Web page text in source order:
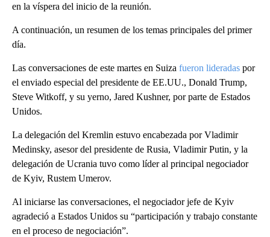
en la víspera del inicio de la reunión.
A continuación, un resumen de los temas principales del primer
día.
Las conversaciones de este martes en Suiza fueron lideradas por
el enviado especial del presidente de EE.UU., Donald Trump,
Steve Witkoff, y su yerno, Jared Kushner, por parte de Estados
Unidos.
La delegación del Kremlin estuvo encabezada por Vladimir
Medinsky, asesor del presidente de Rusia, Vladimir Putin, y la
delegación de Ucrania tuvo como líder al principal negociador
de Kyiv, Rustem Umerov.
Al iniciarse las conversaciones, el negociador jefe de Kyiv
agradeció a Estados Unidos su “participación y trabajo constante
en el proceso de negociación”.